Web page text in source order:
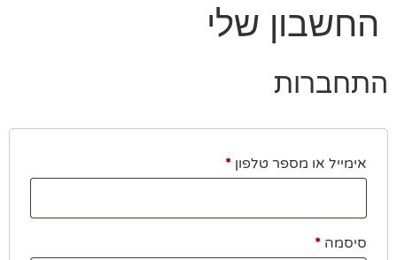
החשבון שלי
התחברות
אימייל או מספר טלפון *
סיסמה *